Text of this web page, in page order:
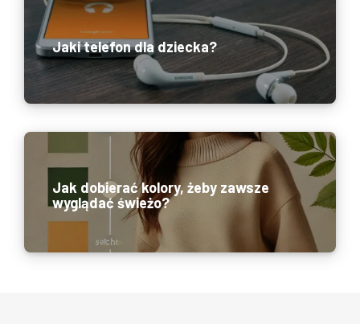
Jaki telefon dla dziecka?
Jak dobierać kolory, żeby zawsze
wyglądać świeżo?